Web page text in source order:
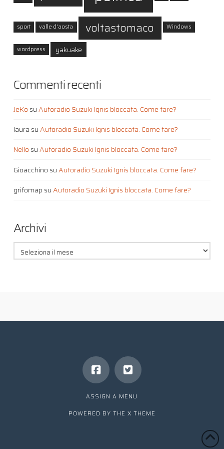
sport valle d'aosta voltastomaco Windows
wordpress yakuake
Commenti recenti
JeKo suAutoradio Suzuki Ignis bloccata. Come fare?
laura suAutoradio Suzuki Ignis bloccata. Come fare?
Nello suAutoradio Suzuki Ignis bloccata. Come fare?
Gioacchino suAutoradio Suzuki Ignis bloccata. Come fare?
grifomap suAutoradio Suzuki Ignis bloccata. Come fare?
Archivi
Archivi
ASSIGN A MENU
POWERED BY THE X THEME